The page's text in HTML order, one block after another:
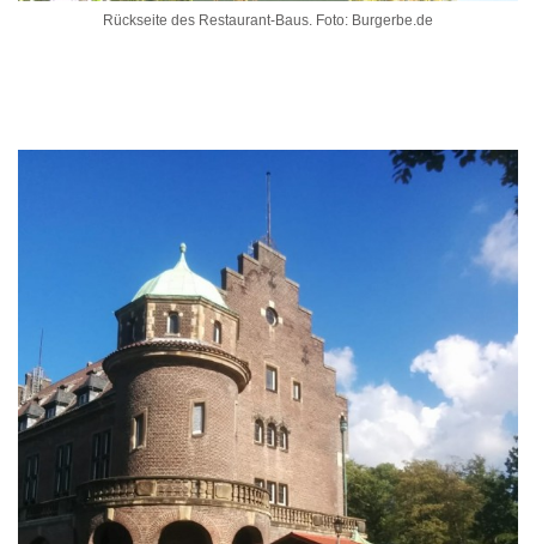
Rückseite des Restaurant-Baus. Foto: Burgerbe.de